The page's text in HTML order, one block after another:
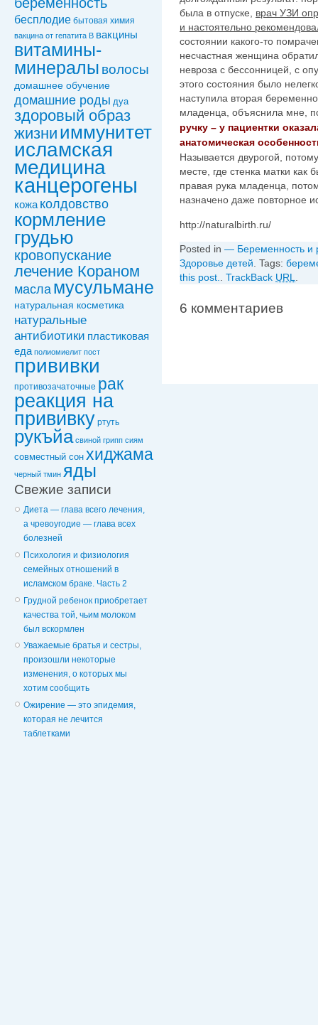
бесплодие бытовая химия
вакцинa от гепатита В вакцины
витамины-
минералы волосы
домашнее обучение
домашние роды дуа
здоровый образ
жизни иммунитет
исламская
медицина
канцерогены
кожа колдовствo
кормление
грудью
кровопускание
лечение Кораном
масла мусульмане
натуральная косметика
натуральные
антибиотики пластиковая
еда полиомиелит пост
прививки
противозачаточные рак
реакция на
прививку ртуть
рукъйа свиной грипп сиям
совместный сон хиджама
черный тмин яды
Свежие записи
Диета — глава всего лечения,
а чревоугодие — глава всех
болезней
Психология и физиология
семейных отношений в
исламском браке. Часть 2
Грудной ребенок приобретает
качества той, чьим молоком
был вскормлен
Уважаемые братья и сестры,
произошли некоторые
изменения, о которых мы
хотим сообщить
Ожирение — это эпидемия,
которая не лечится
таблетками
была в отпуске, врач УЗИ
и настоятельно
состоянии какого-то
несчастная женщина
невроза с бессонницей, с
этого состояния было
наступила вторая
младенца, объяснила мне,
ручку – у пациентки
анатомическая
Называется двурогой,
месте, где стенка матки как
правая рука младенца,
назначено даже повторное
http://naturalbirth.ru/
Posted in — Беременность и
Здоровье детей . Tags:
this post.
TrackBack URL
6 комментариев